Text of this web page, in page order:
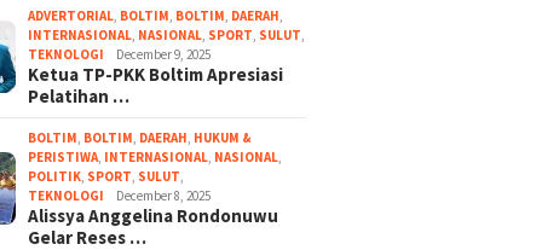
ADVERTORIAL, BOLTIM, BOLTIM, DAERAH,
INTERNASIONAL, NASIONAL, SPORT, SULUT,
TEKNOLOGI
December 9, 2025
Ketua TP-PKK Boltim Apresiasi
Pelatihan …
BOLTIM, BOLTIM, DAERAH, HUKUM &
PERISTIWA, INTERNASIONAL, NASIONAL,
POLITIK, SPORT, SULUT,
TEKNOLOGI
December 8, 2025
Alissya Anggelina Rondonuwu
Gelar Reses …